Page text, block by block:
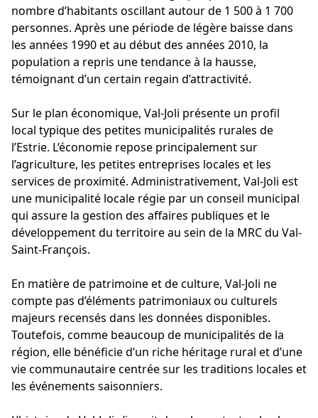
nombre d’habitants oscillant autour de 1 500 à 1 700
personnes. Après une période de légère baisse dans
les années 1990 et au début des années 2010, la
population a repris une tendance à la hausse,
témoignant d’un certain regain d’attractivité.
Sur le plan économique, Val-Joli présente un profil
local typique des petites municipalités rurales de
l’Estrie. L’économie repose principalement sur
l’agriculture, les petites entreprises locales et les
services de proximité. Administrativement, Val-Joli est
une municipalité locale régie par un conseil municipal
qui assure la gestion des affaires publiques et le
développement du territoire au sein de la MRC du Val-
Saint-François.
En matière de patrimoine et de culture, Val-Joli ne
compte pas d’éléments patrimoniaux ou culturels
majeurs recensés dans les données disponibles.
Toutefois, comme beaucoup de municipalités de la
région, elle bénéficie d’un riche héritage rural et d’une
vie communautaire centrée sur les traditions locales et
les événements saisonniers.